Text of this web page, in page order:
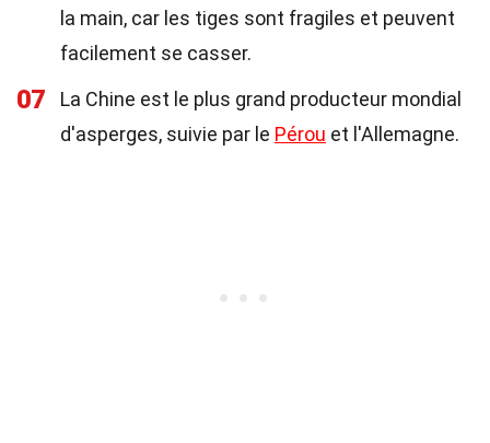
la main, car les tiges sont fragiles et peuvent
facilement se casser.
07
La Chine est le plus grand producteur mondial
d'asperges, suivie par le Pérou et l'Allemagne.